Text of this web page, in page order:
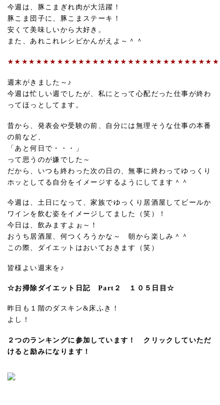
今週は、豚こまぎれ肉が大活躍！
豚こま団子に、豚こまステーキ！
安くて美味しいから大好き。
また、あれこれレシピかんがえよ～＾＾
週末がきました～♪
今週は忙しい週でしたが、私にとって心配だった仕事が終わ
ってほっとしてます。
昔から、発表会や受験の前、自分には無理そうな仕事の本番
の前など、
「あと何日で・・・」
って思うのが嫌でした～
だから、いつも終わった次の日の、無事に終わってゆっくり
ホッとしてる自分をイメージするようにしてます＾＾
今週は、土日になって、家族でゆっくり居酒屋してビールか
ワインを飲む姿をイメージしてました（笑）！
今日は、飲みますよぉ～！
おうち居酒屋、何つくろうかな～ 朝から楽しみ＾＾
この際、ダイエットはおいておきます（笑）
皆様よい週末を♪
☆お掃除ダイエット日記 Part２ １０５日目☆
昨日も１階のダスキン&床ふき！
よし！
２つのランキングに参加しています！ クリックしていただ
けると励みになります！